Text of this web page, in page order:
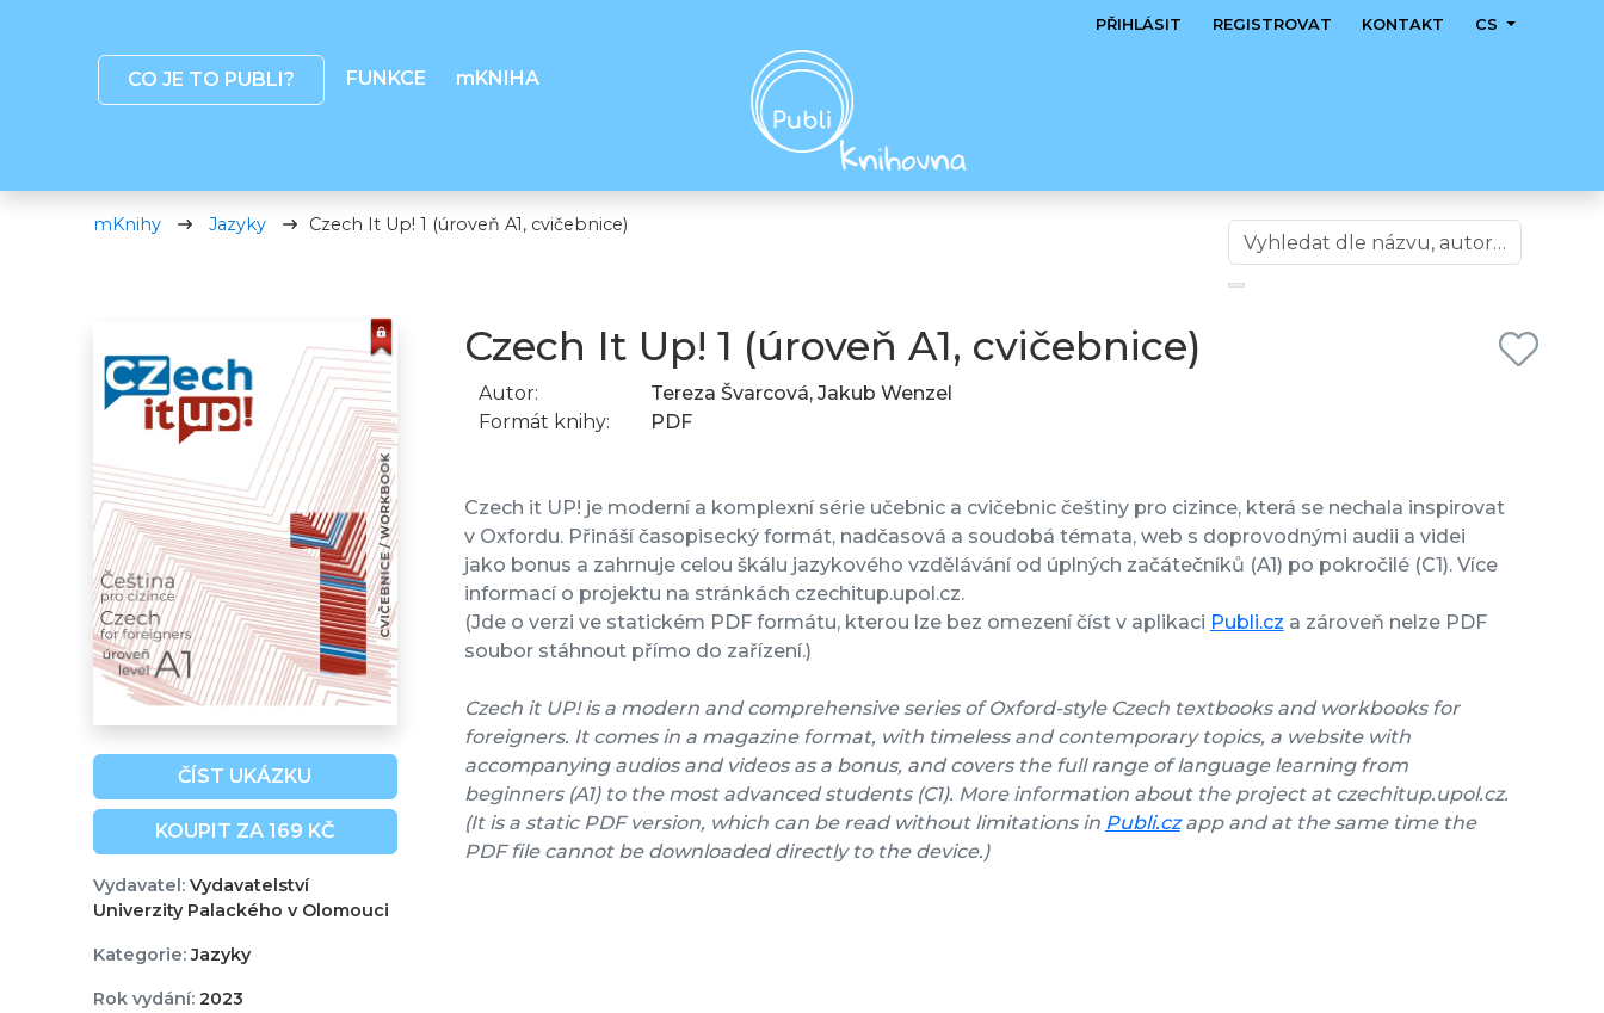
CO JE TO PUBLI? FUNKCE mKNIHA
PŘIHLÁSIT REGISTROVAT KONTAKT CS
mKnihy Jazyky Czech It Up! 1 (úroveň A1, cvičebnice)
ČÍST UKÁZKU
KOUPIT ZA 169 KČ
Vydavatel:Vydavatelství
Univerzity Palackého v Olomouci
Kategorie:Jazyky
Rok vydání:2023
Czech It Up! 1 (úroveň A1, cvičebnice)
Autor:
Tereza Švarcová, Jakub Wenzel
Formát knihy:
PDF
Czech it UP! je moderní a komplexní série učebnic a cvičebnic češtiny pro cizince, která se nechala inspirovat
v Oxfordu. Přináší časopisecký formát, nadčasová a soudobá témata, web s doprovodnými audii a videi
jako bonus a zahrnuje celou škálu jazykového vzdělávání od úplných začátečníků (A1) po pokročilé (C1). Více
informací o projektu na stránkách czechitup.upol.cz.
(Jde o verzi ve statickém PDF formátu, kterou lze bez omezení číst v aplikaci Publi.cz a zároveň nelze PDF
soubor stáhnout přímo do zařízení.)
Czech it UP! is a modern and comprehensive series of Oxford-style Czech textbooks and workbooks for
foreigners. It comes in a magazine format, with timeless and contemporary topics, a website with
accompanying audios and videos as a bonus, and covers the full range of language learning from
beginners (A1) to the most advanced students (C1). More information about the project at czechitup.upol.cz.
(It is a static PDF version, which can be read without limitations in Publi.czapp and at the same time the
PDF file cannot be downloaded directly to the device.)